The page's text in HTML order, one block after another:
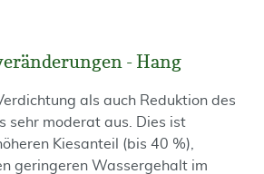
- Hang
als auch Reduktion des
sehr moderat aus. Dies ist
Kiesanteil (bis 40 %),
geringeren Wassergehalt im